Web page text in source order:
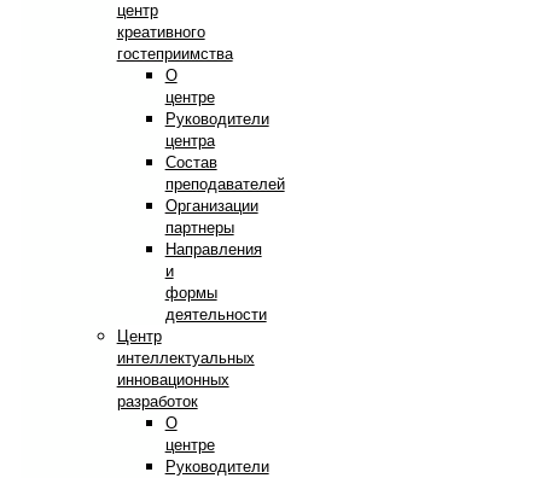
центр
креативного
гостеприимства
О
центре
Руководители
центра
Состав
преподавателей
Организации
партнеры
Направления
и
формы
деятельности
Центр
интеллектуальных
инновационных
разработок
О
центре
Руководители